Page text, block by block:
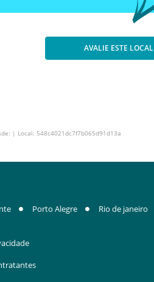
AVALIE ESTE LOCAL
| Local: 548c4021dc7f7b065d91d13a
Porto Alegre Rio de janeiro